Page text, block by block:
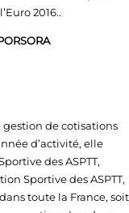
2016..
gestion de cotisations
d’activité, elle
des ASPTT,
Sportive des ASPTT,
toute la France, soit